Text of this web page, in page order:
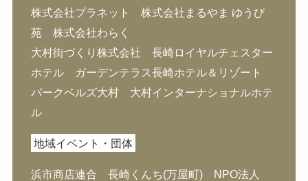
株式会社プラネット 株式会社まるやま ゆうび
苑 株式会社わらく
大村街づくり株式会社 長崎ロイヤルチェスター
ホテル ガーデンテラス長崎ホテル＆リゾート
パークベルズ大村 大村インターナショナルホテ
ル
地域イベント・団体
浜市商店連合 長崎くんち(万屋町) NPO法人